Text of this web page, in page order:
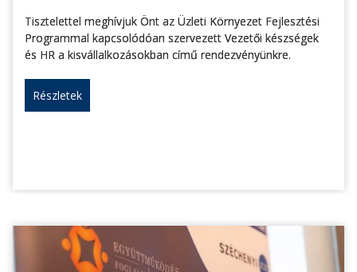
Tisztelettel meghívjuk Önt az Üzleti Környezet Fejlesztési
Programmal kapcsolódóan szervezett Vezetői készségek
és HR a kisvállalkozásokban című rendezvényünkre.
Részletek